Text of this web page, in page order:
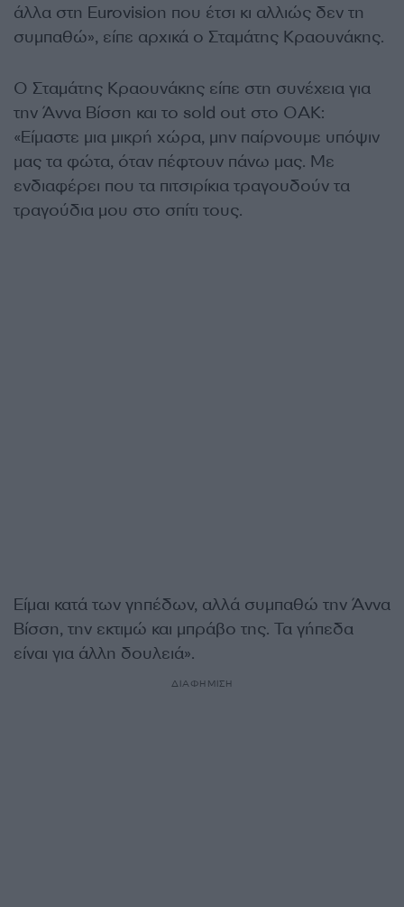
άλλα στη Eurovision που έτσι κι αλλιώς δεν τη
συμπαθώ», είπε αρχικά ο Σταμάτης Κραουνάκης.
Ο Σταμάτης Κραουνάκης είπε στη συνέχεια για
την Άννα Βίσση και το sold out στο ΟΑΚ:
«Είμαστε μια μικρή χώρα, μην παίρνουμε υπόψιν
μας τα φώτα, όταν πέφτουν πάνω μας. Με
ενδιαφέρει που τα πιτσιρίκια τραγουδούν τα
τραγούδια μου στο σπίτι τους.
Είμαι κατά των γηπέδων, αλλά συμπαθώ την Άννα
Βίσση, την εκτιμώ και μπράβο της. Τα γήπεδα
είναι για άλλη δουλειά».
ΔΙΑΦΗΜΙΣΗ